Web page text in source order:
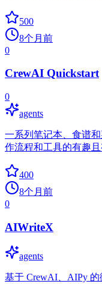
500
8个月前
0
CrewAI Quickstart
0
agents
一系列笔记本、食谱
作流程和工具的有趣且
400
8个月前
0
AIWriteX
agents
基于 CrewAI、AIPy